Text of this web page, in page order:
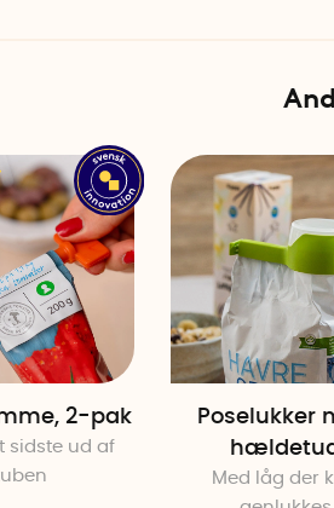
2-pak
sidste ud af
Poselukker
Med låg der